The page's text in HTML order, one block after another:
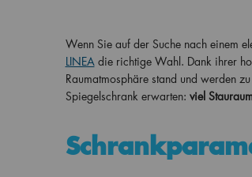
Wenn Sie auf der Suche nach einem
LINEA die richtige Wahl. Dank ihrer
Raumatmosphäre stand und werden
Spiegelschrank erwarten: viel